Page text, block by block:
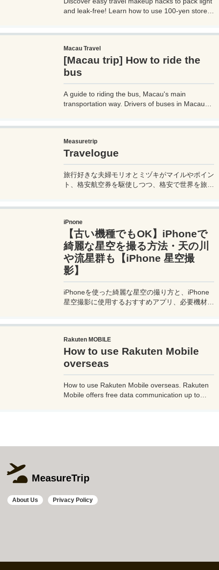
and leak-free! Learn how to use 100-yen store
Macau Travel
[Macau trip] How to ride the
bus
A guide to riding the bus, Macau's main
transportation way. Drivers of buses in Macau
know how to ride buses in Macau so you can get
around the place. Let's prepare.
Measuretrip
Travelogue
旅行好きな夫婦モリオとミヅキがマイルやポイン
ト、格安航空券を駆使しつつ、格安で世界を旅す
便利な情報、かかった費用など様々な情報をお届
け！夫婦喧嘩あり、ホロッと涙することもあり、
中年夫婦の等身大旅行記ブログ。
iPnone
【古い機種でもOK】iPhoneで
綺麗な星空を撮る方法・天の川
や流星群も【iPhone 星空撮
影】
iPhoneを使った綺麗な星空の撮り方と、iPhone
星空撮影に使用するおすすめアプリ、必要機材な
ば流星群の流れ星も撮影可能なので、iPhoneで
綺麗な星空撮影をしたいときはチャレンジしてみ
よう。
Rakuten MOBILE
How to use Rakuten Mobile
overseas
How to use Rakuten Mobile overseas. Rakuten
Mobile offers free data communication up to
MeasureTrip
About Us Privacy Policy